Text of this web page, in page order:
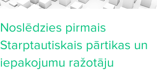
Noslēdzies pirmais
Starptautiskais pārtikas un
iepakojumu ražotāju